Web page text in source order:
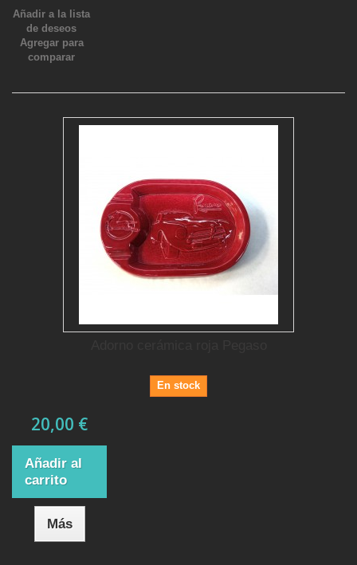
Añadir a la lista
de deseos
Agregar para
comparar
En stock
20,00 €
Añadir al
carrito
Más